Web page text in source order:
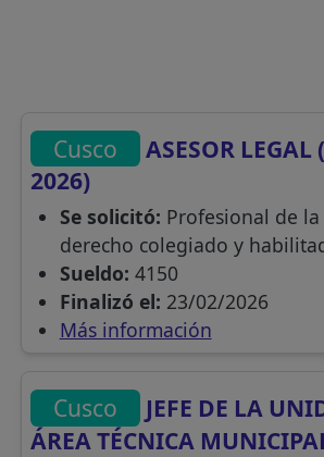
Cusco
ASESOR LEGAL
2026)
Se solicitó: Profesional de
derecho colegiado y
Sueldo: 4150
Finalizó el: 23/02/2026
Más información
Cusco
JEFE DE LA
ÁREA TÉCNICA